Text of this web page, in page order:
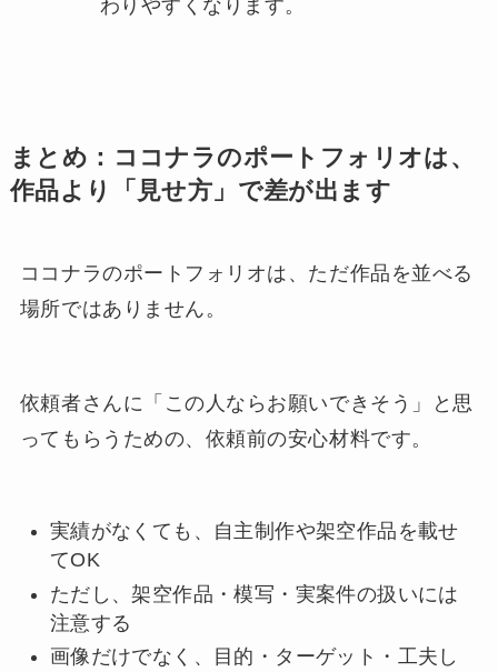
わりやすくなります。
まとめ：ココナラのポートフォリオは、
作品より「見せ方」で差が出ます
ココナラのポートフォリオは、ただ作品を並べる
場所ではありません。
依頼者さんに「この人ならお願いできそう」と思
ってもらうための、依頼前の安心材料です。
実績がなくても、自主制作や架空作品を載せ
てOK
ただし、架空作品・模写・実案件の扱いには
注意する
画像だけでなく、目的・ターゲット・工夫し